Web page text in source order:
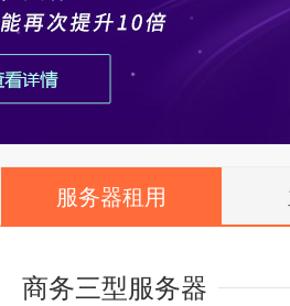
服务器租用
商务三型服务器